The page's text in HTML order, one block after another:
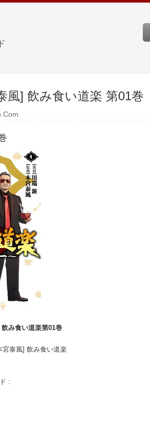
風] 飲み食い道楽 第01巻
み食い道楽第01巻
泰風] 飲み食い道楽
: